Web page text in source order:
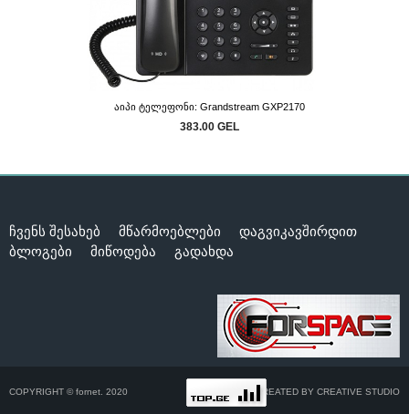
Აიპი Ტელეფონი: Grandstream GXP2170
383.00 GEL
ჩვენს შესახებ მწარმოებლები
დაგვიკავშირდით
ბლოგები
მიწოდება გადახდა
COPYRIGHT © fornet. 2020 CREATED BY CREATIVE STUDIO